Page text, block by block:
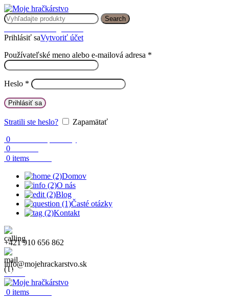
Search
Prihlásiť saVytvoriť účet
Používateľské meno alebo e-mailová adresa *
Heslo *
Prihlásiť sa
Stratili ste heslo?
Zapamätať
0
0
0 items
Domov
O nás
Blog
Časté otázky
Kontakt
+421 910 656 862
info@mojehrackarstvo.sk
Menu
0 items